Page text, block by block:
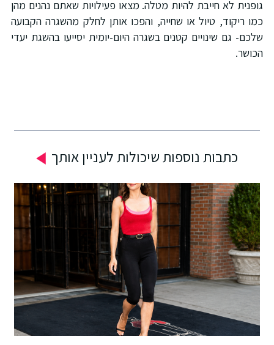
לא חייבת להיות מטלה. מצאו פעילויות שאתם נהנים מהן
ריקוד, טיול או שחייה, והפכו אותן לחלק מהשגרה הקבועה
גם שינויים קטנים בשגרה היום-יומית יסייעו בהשגת יעדי
כתבות נוספות שיכולות לעניין אותך